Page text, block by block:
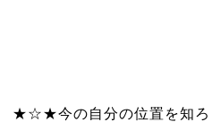
★☆★今の自分の位置を知ろ